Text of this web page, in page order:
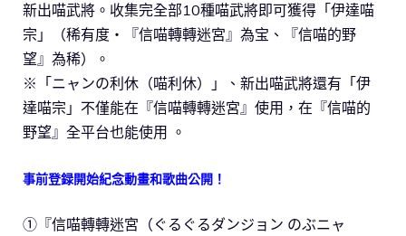
新出喵武將。收集完全部10種喵武將即可獲得「伊達喵
宗」（稀有度・『信喵轉轉迷宮』為宝、『信喵的野
望』為稀）。
※「ニャンの利休（喵利休）」、新出喵武將還有「伊
達喵宗」不僅能在『信喵轉轉迷宮』使用，在『信喵的
野望』全平台也能使用 。
事前登録開始紀念動畫和歌曲公開！
①『信喵轉轉迷宮（ぐるぐるダンジョン のぶニャ